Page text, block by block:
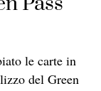
le carte in
del Green